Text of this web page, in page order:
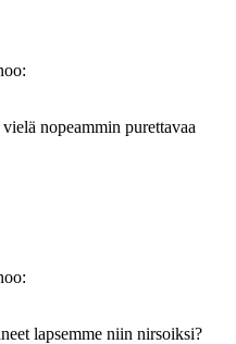
nopeammin purettavaa
lapsemme niin nirsoiksi?